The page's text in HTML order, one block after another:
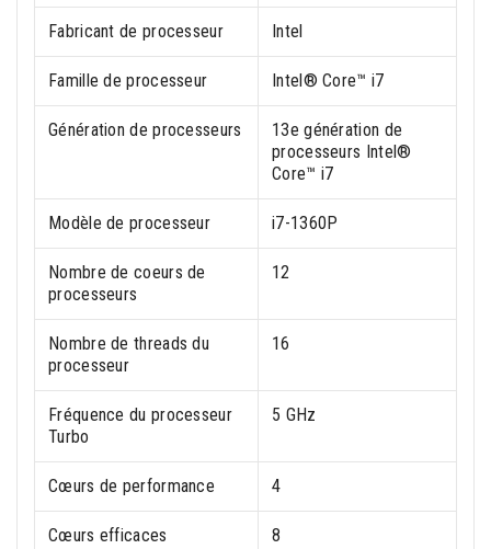
Fabricant de processeur Intel
Famille de processeur Intel® Core™ i7
Génération de processeurs
13e génération de
processeurs Intel®
Core™ i7
Modèle de processeur i7-1360P
Nombre de coeurs de
processeurs
12
Nombre de threads du
processeur
16
Fréquence du processeur
Turbo
5 GHz
Cœurs de performance 4
Cœurs efficaces 8